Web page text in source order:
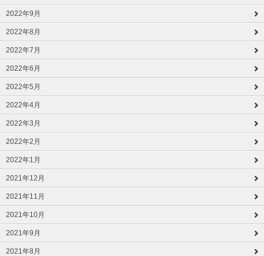
2022年9月
2022年8月
2022年7月
2022年6月
2022年5月
2022年4月
2022年3月
2022年2月
2022年1月
2021年12月
2021年11月
2021年10月
2021年9月
2021年8月